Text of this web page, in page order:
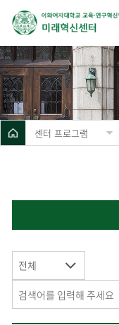
센터 프로그램
전체